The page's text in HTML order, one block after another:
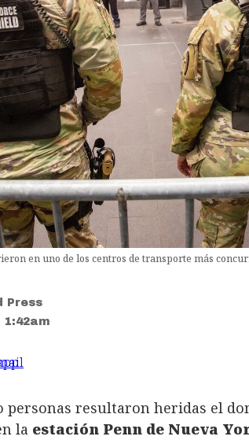
en uno de los centros de transporte más
Press
1:42am
personas resultaron heridas el
la estación Penn de Nueva